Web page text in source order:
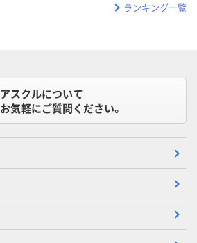
ランキング一覧
アスクルについて
お気軽にご質問ください。